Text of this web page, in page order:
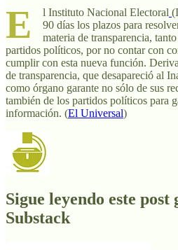
E l Instituto Nacional Electoral
90 días los plazos para
materia de transparencia,
partidos políticos, por no contar con
cumplir con esta nueva función.
de transparencia, que desapareció al
como órgano garante no sólo de sus
también de los partidos políticos para
información. (El Universal)
Sigue leyendo este
Substack